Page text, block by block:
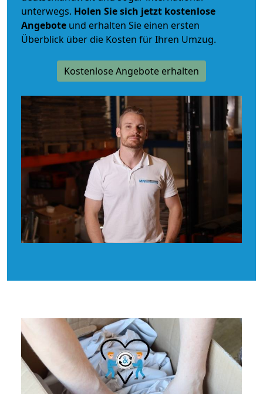
unterwegs. Holen Sie sich jetzt kostenlose
Angebote und erhalten Sie einen ersten
Überblick über die Kosten für Ihren Umzug.
Kostenlose Angebote erhalten